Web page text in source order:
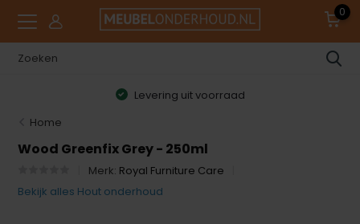
0
Levering uit voorraad
Home
Wood Greenfix Grey - 250ml
Merk: Royal Furniture Care
Bekijk alles Hout onderhoud